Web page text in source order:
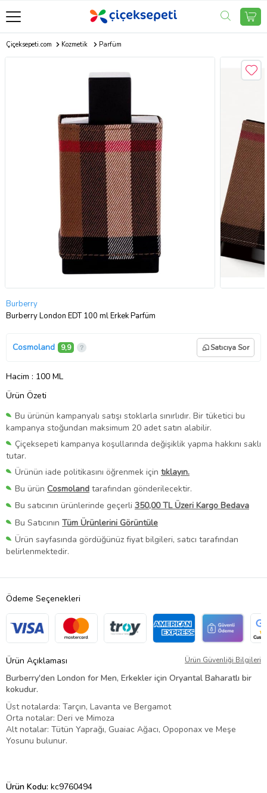
Çiçeksepeti.com Kozmetik Parfüm
Burberry
Burberry London EDT 100 ml Erkek Parfüm
Cosmoland 9,9 Satıcıya Sor
Hacim : 100 ML
Ürün Özeti
Bu ürünün kampanyalı satışı stoklarla sınırlıdır. Bir tüketici bu
kampanya stoğundan maksimum 20 adet satın alabilir.
Çiçeksepeti kampanya koşullarında değişiklik yapma hakkını saklı
tutar.
Ürünün iade politikasını öğrenmek için tıklayın.
Bu ürün Cosmoland tarafından gönderilecektir.
Bu satıcının ürünlerinde geçerli 350,00 TL Üzeri Kargo Bedava
Bu Satıcının Tüm Ürünlerini Görüntüle
Ürün sayfasında gördüğünüz fiyat bilgileri, satıcı tarafından
belirlenmektedir.
Ödeme Seçenekleri
Ürün Açıklaması Ürün Güvenliği Bilgileri
Burberry'den London for Men, Erkekler için Oryantal Baharatlı bir
kokudur.
Üst notalarda: Tarçın, Lavanta ve Bergamot
Orta notalar: Deri ve Mimoza
Alt notalar: Tütün Yaprağı, Guaiac Ağacı, Opoponax ve Meşe
Yosunu bulunur.
Ürün Kodu: kc9760494